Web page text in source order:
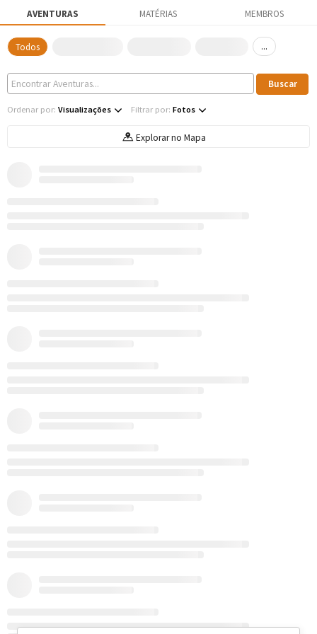
AVENTURAS MATÉRIAS MEMBROS
Todos ...
Ordenar por: Visualizações Filtrar por: Fotos
Explorar no Mapa